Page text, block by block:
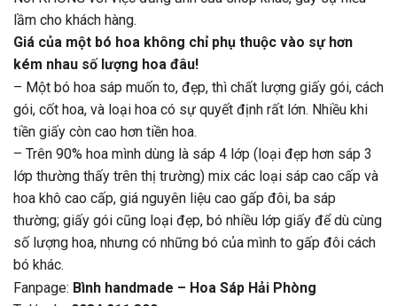
lầm cho khách hàng.
Giá của một bó hoa không chỉ phụ thuộc vào sự hơn
kém nhau số lượng hoa đâu!
– Một bó hoa sáp muốn to, đẹp, thì chất lượng giấy gói, cách
gói, cốt hoa, và loại hoa có sự quyết định rất lớn. Nhiều khi
tiền giấy còn cao hơn tiền hoa.
– Trên 90% hoa mình dùng là sáp 4 lớp (loại đẹp hơn sáp 3
lớp thường thấy trên thị trường) mix các loại sáp cao cấp và
hoa khô cao cấp, giá nguyên liệu cao gấp đôi, ba sáp
thường; giấy gói cũng loại đẹp, bó nhiều lớp giấy để dù cùng
số lượng hoa, nhưng có những bó của mình to gấp đôi cách
bó khác.
Fanpage: Bình handmade – Hoa Sáp Hải Phòng